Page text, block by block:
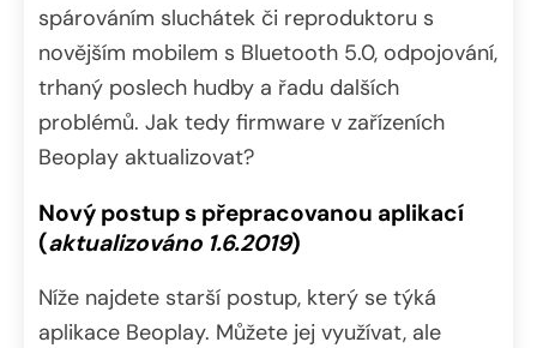
spárováním sluchátek či reproduktoru s
novějším mobilem s Bluetooth 5.0, odpojování,
trhaný poslech hudby a řadu dalších
problémů. Jak tedy firmware v zařízeních
Beoplay aktualizovat?
Nový postup s přepracovanou aplikací
(aktualizováno 1.6.2019)
Níže najdete starší postup, který se týká
aplikace Beoplay. Můžete jej využívat, ale